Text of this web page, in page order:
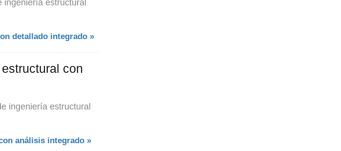
estructural
detallado integrado »
con
ingeniería estructural
análisis integrado »